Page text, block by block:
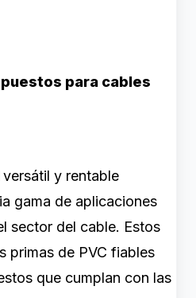
para cables
versátil y rentable
gama de aplicaciones
sector del cable. Estos
primas de PVC fiables
que cumplan con las